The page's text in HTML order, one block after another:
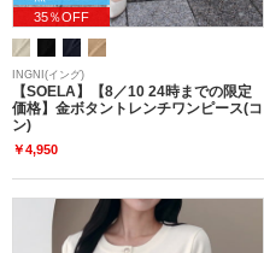
35％OFF
INGNI(イング)
【SOELA】【8／10 24時までの限定
価格】金ボタントレンチワンピース(コ
ン)
￥4,950